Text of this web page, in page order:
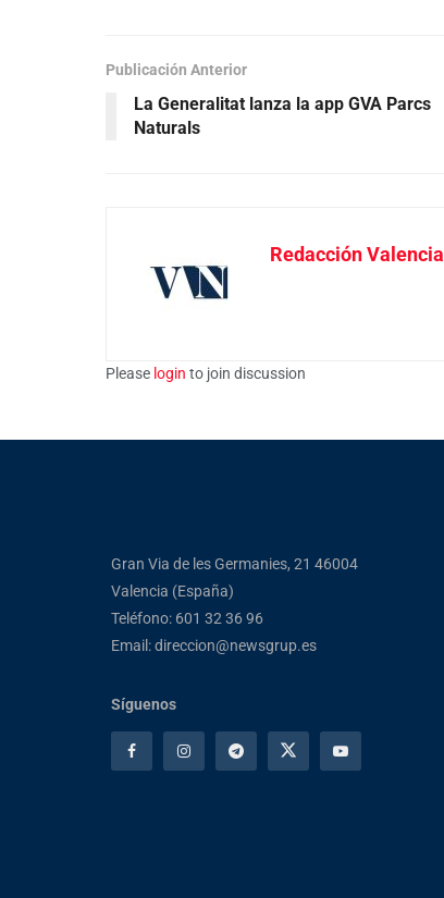
Publicación Anterior
La Generalitat lanza la app GVA Parcs
Naturals
Redacción Valencia
Please login to join discussion
Gran Via de les Germanies, 21 46004
Valencia (España)
Teléfono: 601 32 36 96
Email: direccion@newsgrup.es
Síguenos